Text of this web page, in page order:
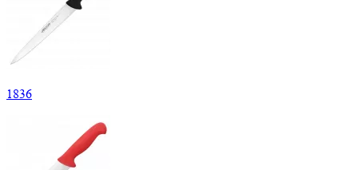
1836